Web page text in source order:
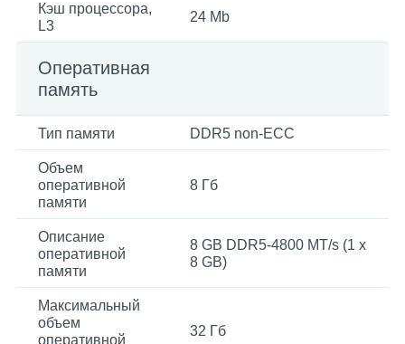
Кэш процессора,
L3
24 Mb
Оперативная
память
Тип памяти DDR5 non-ECC
Объем
оперативной
памяти
8 Гб
Описание
оперативной
памяти
8 GB DDR5-4800 MT/s (1 x
8 GB)
Максимальный
объем
оперативной
32 Гб